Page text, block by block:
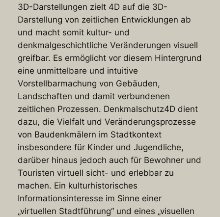
3D-Darstellungen zielt 4D auf die 3D-
Darstellung von zeitlichen Entwicklungen ab
und macht somit kultur- und
denkmalgeschichtliche Veränderungen visuell
greifbar. Es ermöglicht vor diesem Hintergrund
eine unmittelbare und intuitive
Vorstellbarmachung von Gebäuden,
Landschaften und damit verbundenen
zeitlichen Prozessen. Denkmalschutz4D dient
dazu, die Vielfalt und Veränderungsprozesse
von Baudenkmälern im Stadtkontext
insbesondere für Kinder und Jugendliche,
darüber hinaus jedoch auch für Bewohner und
Touristen virtuell sicht- und erlebbar zu
machen. Ein kulturhistorisches
Informationsinteresse im Sinne einer
„virtuellen Stadtführung“ und eines „visuellen